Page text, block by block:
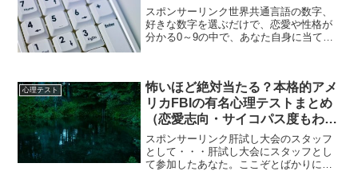
スポンサーリンク世界共通言語の数字、
好きな数字を選ぶだけで、恋愛や性格が
分かる0～9の中で、あなた自身に当ては
字には無い、特別な...
心理テスト
怖いほど絶対当たる？本格的アメ
リカFBIの有名心理テストまとめ
（恋愛志向・サイコパス度もわか
る？）（無料）
スポンサーリンク肝試し大会のスタッフ
として・・・肝試し大会にスタッフとし
て参加したあなた。ここぞとばかりに驚